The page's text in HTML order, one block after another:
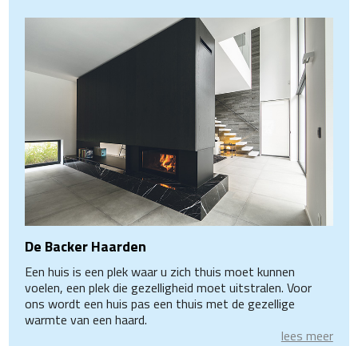
De Backer Haarden
Een huis is een plek waar u zich thuis moet kunnen
voelen, een plek die gezelligheid moet uitstralen. Voor
ons wordt een huis pas een thuis met de gezellige
warmte van een haard.
lees meer